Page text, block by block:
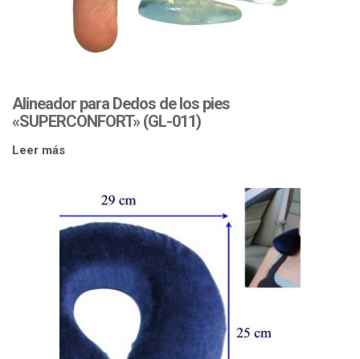
Alineador para Dedos de los pies
«SUPERCONFORT» (GL-011)
Leer más